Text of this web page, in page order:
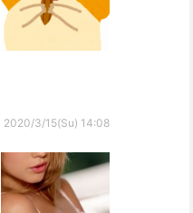
2020/3/15(Su) 14:08